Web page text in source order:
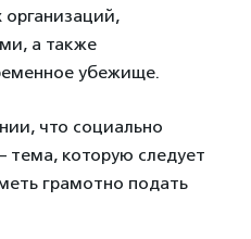
а также
убежище.
что социально
тема, которую следует
грамотно подать